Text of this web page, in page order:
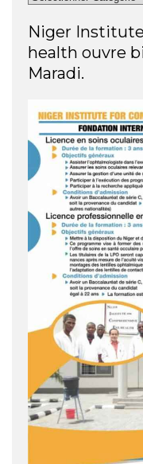
Niger
health ouvre
Maradi.